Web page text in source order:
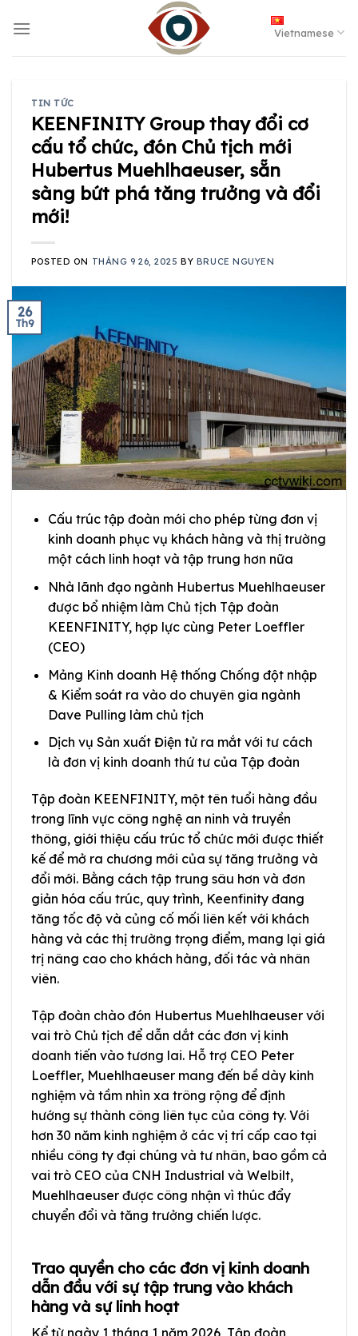
Vietnamese
TIN TỨC
KEENFINITY Group thay đổi cơ
cấu tổ chức, đón Chủ tịch mới
Hubertus Muehlhaeuser, sẵn
sàng bứt phá tăng trưởng và đổi
mới!
POSTED ON THÁNG 9 26, 2025 BY BRUCE NGUYEN
26
Th9
Cấu trúc tập đoàn mới cho phép từng đơn vị
kinh doanh phục vụ khách hàng và thị trường
một cách linh hoạt và tập trung hơn nữa
Nhà lãnh đạo ngành Hubertus Muehlhaeuser
được bổ nhiệm làm Chủ tịch Tập đoàn
KEENFINITY, hợp lực cùng Peter Loeffler
(CEO)
Mảng Kinh doanh Hệ thống Chống đột nhập
& Kiểm soát ra vào do chuyên gia ngành
Dave Pulling làm chủ tịch
Dịch vụ Sản xuất Điện tử ra mắt với tư cách
là đơn vị kinh doanh thứ tư của Tập đoàn
Tập đoàn KEENFINITY, một tên tuổi hàng đầu
trong lĩnh vực công nghệ an ninh và truyền
thông, giới thiệu cấu trúc tổ chức mới được thiết
kế để mở ra chương mới của sự tăng trưởng và
đổi mới. Bằng cách tập trung sâu hơn và đơn
giản hóa cấu trúc, quy trình, Keenfinity đang
tăng tốc độ và củng cố mối liên kết với khách
hàng và các thị trường trọng điểm, mang lại giá
trị nâng cao cho khách hàng, đối tác và nhân
viên.
Tập đoàn chào đón Hubertus Muehlhaeuser với
vai trò Chủ tịch để dẫn dắt các đơn vị kinh
doanh tiến vào tương lai. Hỗ trợ CEO Peter
Loeffler, Muehlhaeuser mang đến bề dày kinh
nghiệm và tầm nhìn xa trông rộng để định
hướng sự thành công liên tục của công ty. Với
hơn 30 năm kinh nghiệm ở các vị trí cấp cao tại
nhiều công ty đại chúng và tư nhân, bao gồm cả
vai trò CEO của CNH Industrial và Welbilt,
Muehlhaeuser được công nhận vì thúc đẩy
chuyển đổi và tăng trưởng chiến lược.
Trao quyền cho các đơn vị kinh doanh
dẫn đầu với sự tập trung vào khách
hàng và sự linh hoạt